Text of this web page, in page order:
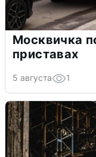
Москвичка
приставах
5 августа 1